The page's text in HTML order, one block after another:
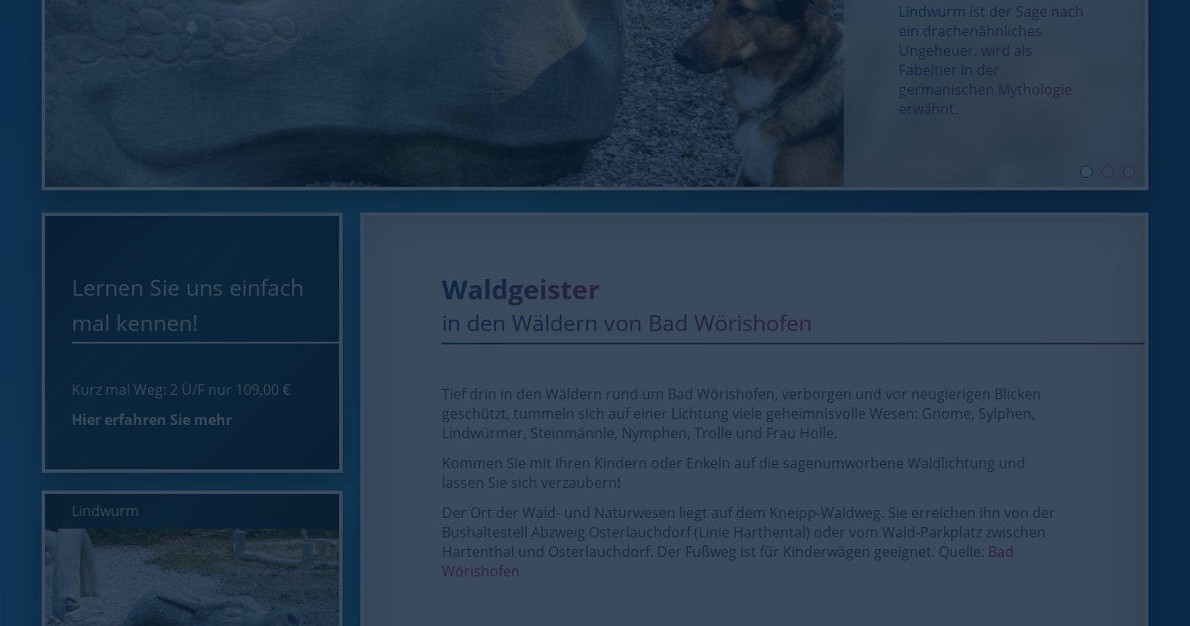
Lindwurm ist der Sage nach
ein drachenähnliches
Ungeheuer, wird als
Fabeltier in der
germanischen Mythologie
erwähnt.
Waldgeister
in den Wäldern von Bad Wörishofen
Tief drin in den Wäldern rund um Bad Wörishofen, verborgen und vor neugierigen Blicken
geschützt, tummeln sich auf einer Lichtung viele geheimnisvolle Wesen: Gnome, Sylphen,
Lindwürmer, Steinmännle, Nymphen, Trolle und Frau Holle.
Kommen Sie mit Ihren Kindern oder Enkeln auf die sagenumworbene Waldlichtung und
lassen Sie sich verzaubern!
Der Ort der Wald- und Naturwesen liegt auf dem Kneipp-Waldweg. Sie erreichen ihn von der
Bushaltestell Abzweig Osterlauchdorf (Linie Harthental) oder vom Wald-Parkplatz zwischen
Hartenthal und Osterlauchdorf. Der Fußweg ist für Kinderwägen geeignet. Quelle: Bad
Wörishofen
Lernen Sie uns einfach
mal kennen!
Kurz mal Weg: 2 Ü/F nur 109,00 €
Hier erfahren Sie mehr
Lindwurm
Sylphe
Nymphe
Trolle
Glück